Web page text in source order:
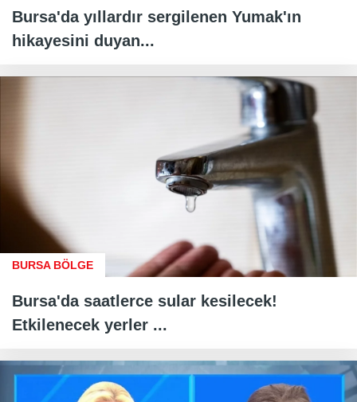
Bursa'da yıllardır sergilenen Yumak'ın
hikayesini duyan...
BURSA BÖLGE
Bursa'da saatlerce sular kesilecek!
Etkilenecek yerler ...